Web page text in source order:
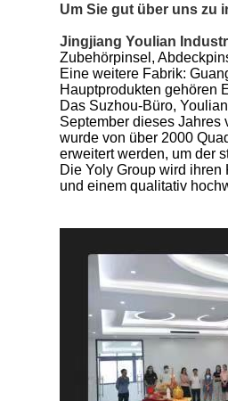
Um Sie gut über uns zu
Jingjiang Youlian
Zubehörpinsel,
Eine weitere Fabrik:
Hauptprodukten gehören
Das Suzhou-Büro,
September dieses Jahres
wurde von über 2000
erweitert werden, um der
Die Yoly Group wird
und einem qualitativ